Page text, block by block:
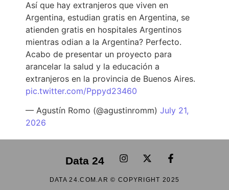
Así que hay extranjeros que viven en
Argentina, estudian gratis en Argentina, se
atienden gratis en hospitales Argentinos
mientras odian a la Argentina? Perfecto.
Acabo de presentar un proyecto para
arancelar la salud y la educación a
extranjeros en la provincia de Buenos Aires.
pic.twitter.com/Pppyd23460
— Agustín Romo (@agustinromm) July 21,
2026
Data 24
DATA 24.COM.AR © COPYRIGHT 2025